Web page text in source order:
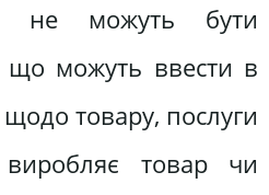
не можуть бути
що можуть ввести в
товару, послуги
товар чи